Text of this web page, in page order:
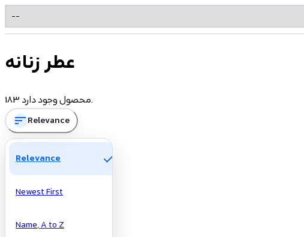
عطر زنانه
183 محصول وجود دارد.
sortRelevance
Relevance check
Newest First
Name, A to Z